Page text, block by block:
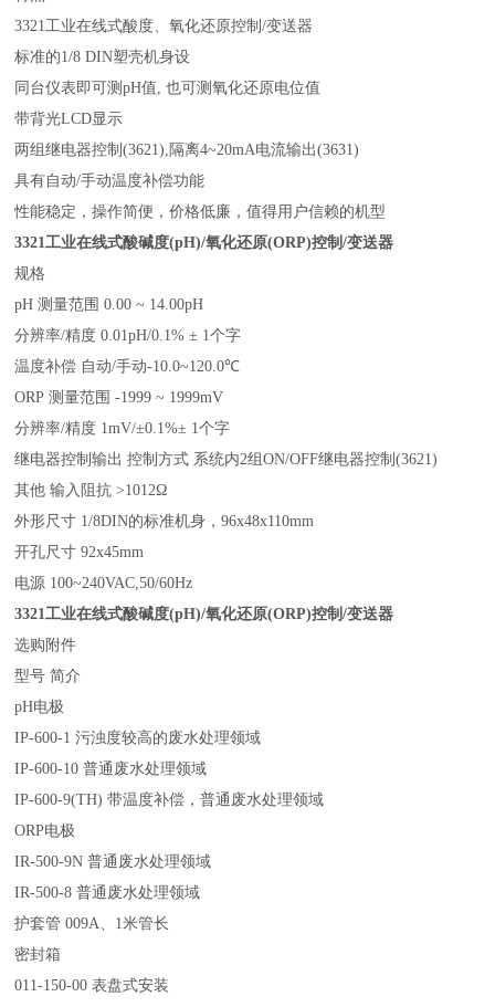
3321工业在线式酸度、氧化还原控制/变送器
标准的1/8 DIN塑壳机身设
同台仪表即可测pH值,也可测氧化还原电位值
带背光LCD显示
两组继电器控制(3621), 隔离4~20mA电流输出(3631)
具有自动/手动温度补偿功能
性能稳定，操作简便，价格低廉，值得用户信赖的机型
3321工业在线式酸碱度(pH)/氧化还原(ORP)控制/变送器
规格
pH 测量范围 0.00 ~ 14.00pH
分辨率/精度 0.01pH/0.1%± 1个字
温度补偿 自动/手动-10.0~120.0℃
ORP 测量范围 -1999 ~ 1999mV
分辨率/精度 1mV/±0.1%± 1个字
继电器控制输出 控制方式 系统内2组ON/OFF继电器控制(3621)
其他 输入阻抗 >1012Ω
外形尺寸 1/8DIN的标准机身，96x48x110mm
开孔尺寸 92x45mm
电源 100~240VAC,50/60Hz
3321工业在线式酸碱度(pH)/氧化还原(ORP)控制/变送器
选购附件
型号 简介
pH电极
IP-600-1 污浊度较高的废水处理领域
IP-600-10 普通废水处理领域
IP-600-9(TH) 带温度补偿，普通废水处理领域
ORP电极
IR-500-9N 普通废水处理领域
IR-500-8 普通废水处理领域
护套管 009A、 1米管长
密封箱
011-150-00 表盘式安装